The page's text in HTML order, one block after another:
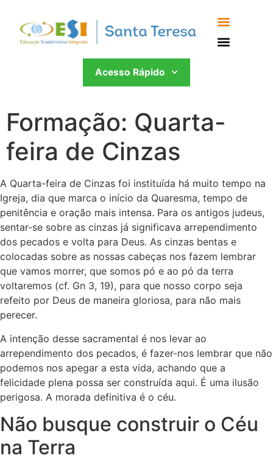
Acesso Rápido
Formação: Quarta-
feira de Cinzas
A Quarta-feira de Cinzas foi instituída há muito tempo na
Igreja, dia que marca o início da Quaresma, tempo de
penitência e oração mais intensa. Para os antigos judeus,
sentar-se sobre as cinzas já significava arrependimento
dos pecados e volta para Deus. As cinzas bentas e
colocadas sobre as nossas cabeças nos fazem lembrar
que vamos morrer, que somos pó e ao pó da terra
voltaremos (cf. Gn 3, 19), para que nosso corpo seja
refeito por Deus de maneira gloriosa, para não mais
perecer.
A intenção desse sacramental é nos levar ao
arrependimento dos pecados, é fazer-nos lembrar que não
podemos nos apegar a esta vida, achando que a
felicidade plena possa ser construída aqui. É uma ilusão
perigosa. A morada definitiva é o céu.
Não busque construir o Céu
na Terra